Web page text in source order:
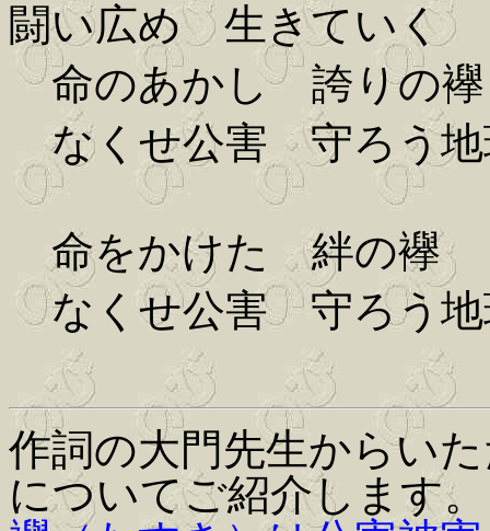
闘い広め 生きていく
命のあかし 誇りの襷
なくせ公害 守ろう地
命をかけた 絆の襷
なくせ公害 守ろう地
作詞の大門先生からい
についてご紹介します。